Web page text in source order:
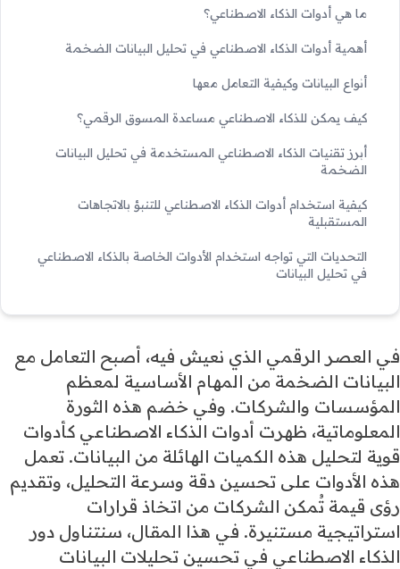
ما هي أدوات الذكاء الاصطناعي؟
أهمية أدوات الذكاء الاصطناعي في تحليل البيانات الضخمة
أنواع البيانات وكيفية التعامل معها
كيف يمكن للذكاء الاصطناعي مساعدة المسوق الرقمي؟
أبرز تقنيات الذكاء الاصطناعي المستخدمة في تحليل البيانات
الضخمة
كيفية استخدام أدوات الذكاء الاصطناعي للتنبؤ بالاتجاهات
المستقبلية
التحديات التي تواجه استخدام الأدوات الخاصة بالذكاء الاصطناعي
في تحليل البيانات
في العصر الرقمي الذي نعيش فيه، أصبح التعامل مع
البيانات الضخمة من المهام الأساسية لمعظم
المؤسسات والشركات. وفي خضم هذه الثورة
المعلوماتية، ظهرت أدوات الذكاء الاصطناعي كأدوات
قوية لتحليل هذه الكميات الهائلة من البيانات. تعمل
هذه الأدوات على تحسين دقة وسرعة التحليل، وتقديم
رؤى قيمة تُمكن الشركات من اتخاذ قرارات
استراتيجية مستنيرة. في هذا المقال، سنتناول دور
الذكاء الاصطناعي في تحسين تحليلات البيانات